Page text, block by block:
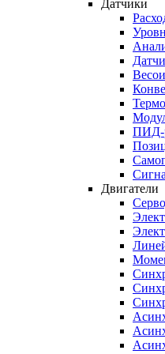
Датчики
ПИД-
Двигатели